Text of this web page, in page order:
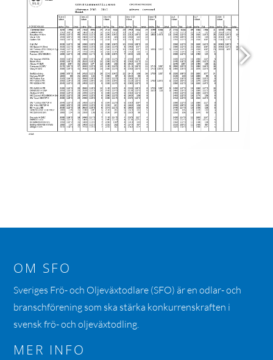
OM SFO
Sveriges Frö- och Oljeväxtodlare (SFO) är en odlar- och
branschförening som ska stärka konkurrenskraften i
svensk frö- och oljeväxtodling.
MER INFO